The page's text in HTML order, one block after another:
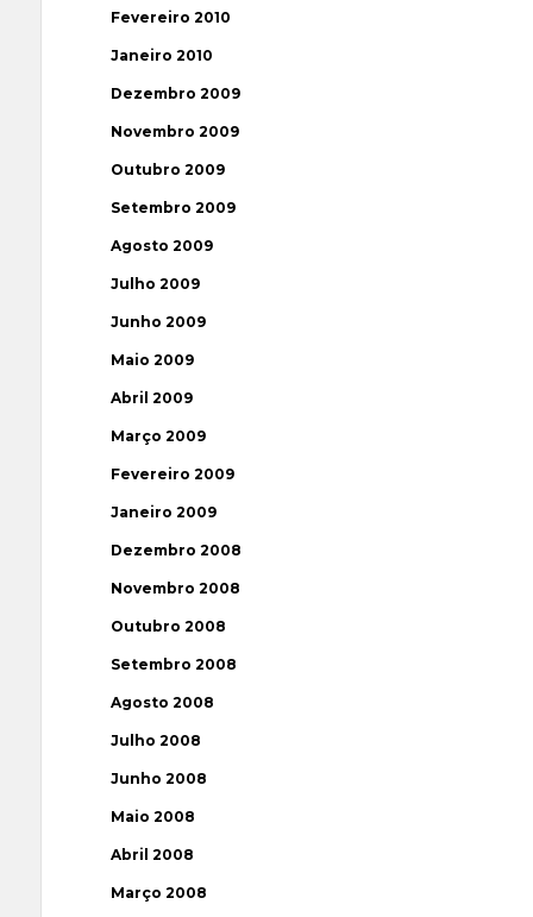
Fevereiro 2010
Janeiro 2010
Dezembro 2009
Novembro 2009
Outubro 2009
Setembro 2009
Agosto 2009
Julho 2009
Junho 2009
Maio 2009
Abril 2009
Março 2009
Fevereiro 2009
Janeiro 2009
Dezembro 2008
Novembro 2008
Outubro 2008
Setembro 2008
Agosto 2008
Julho 2008
Junho 2008
Maio 2008
Abril 2008
Março 2008